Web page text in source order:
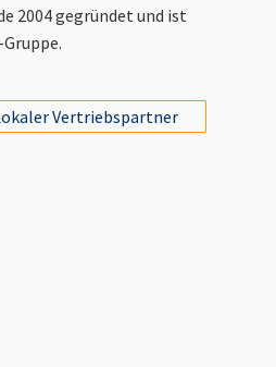
2004 gegründet und ist
Vertriebspartner